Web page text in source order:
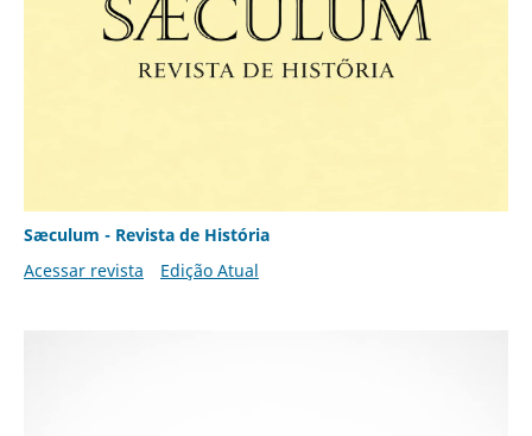
Sæculum - Revista de História
Acessar revista
Edição Atual